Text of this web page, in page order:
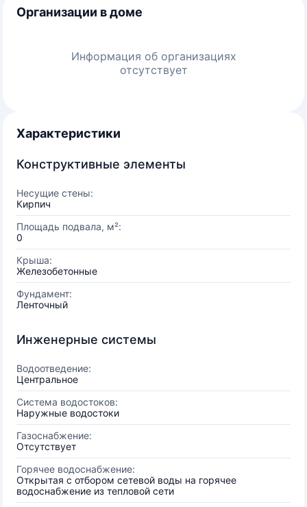
Организации в доме
Информация об организациях
отсутствует
Характеристики
Конструктивные элементы
Несущие стены:
Кирпич
Площадь подвала, м²:
0
Крыша:
Железобетонные
Фундамент:
Ленточный
Инженерные системы
Водоотведение:
Центральное
Система водостоков:
Наружные водостоки
Газоснабжение:
Отсутствует
Горячее водоснабжение:
Открытая с отбором сетевой воды на горячее
водоснабжение из тепловой сети